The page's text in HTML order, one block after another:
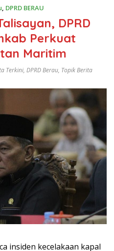
, DPRD BERAU
DPRD
Perkuat
Maritim
Terkini, DPRD Berau, Topik Berita
insiden kecelakaan kapal